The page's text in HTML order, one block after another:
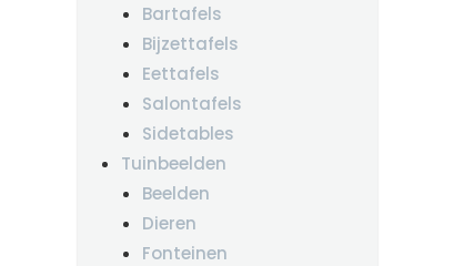
Bartafels
Bijzettafels
Eettafels
Salontafels
Sidetables
Tuinbeelden
Beelden
Dieren
Fonteinen